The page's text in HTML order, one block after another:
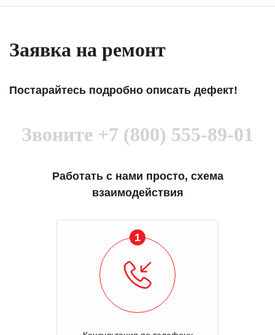
Заявка на ремонт
Постарайтесь подробно описать дефект!
Звоните +7 (800) 555-89-01
Работать с нами просто, схема
взаимодействия
1